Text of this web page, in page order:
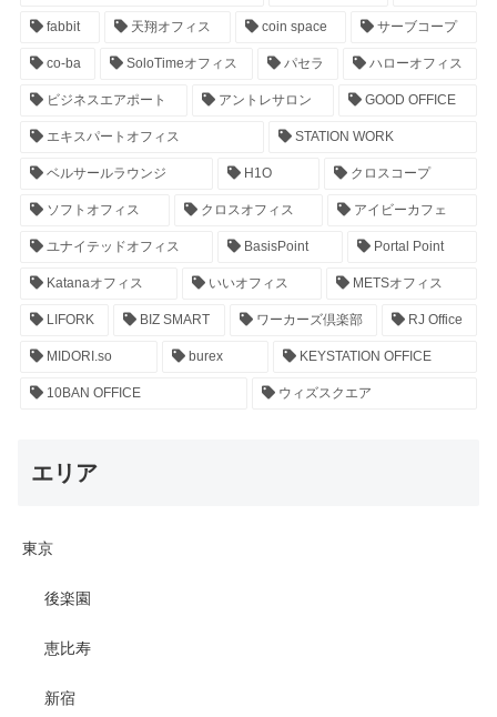
fabbit 天翔オフィス coin space サーブコープ
co-ba SoloTimeオフィス パセラ ハローオフィス
ビジネスエアポート アントレサロン GOOD OFFICE
エキスパートオフィス STATION WORK
ベルサールラウンジ H1O クロスコープ
ソフトオフィス クロスオフィス アイビーカフェ
ユナイテッドオフィス BasisPoint Portal Point
Katanaオフィス いいオフィス METSオフィス
LIFORK BIZ SMART ワーカーズ倶楽部 RJ Office
MIDORI.so burex KEYSTATION OFFICE
10BAN OFFICE ウィズスクエア
エリア
東京
後楽園
恵比寿
新宿